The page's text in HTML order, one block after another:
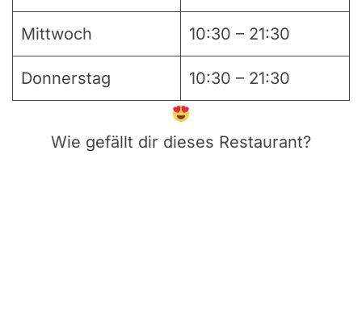
Mittwoch 10:30 – 21:30
Donnerstag 10:30 – 21:30
Wie gefällt dir dieses Restaurant?